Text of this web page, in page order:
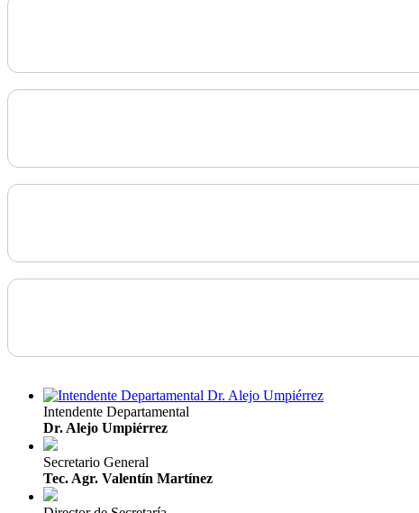
Intendente Departamental
Dr. Alejo Umpiérrez
Secretario General
Tec. Agr. Valentín Martínez